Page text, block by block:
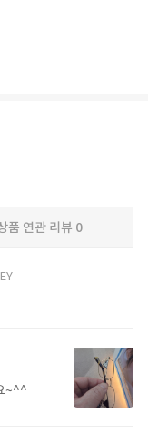
품 연관 리뷰 0
~^^